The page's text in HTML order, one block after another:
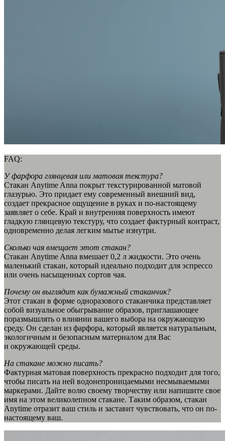
FAQ:
У фарфора глянцевая или матовая текстура?
Стакан Anytime Anna покрыт текстурированной матовой
глазурью. Это придает ему современный внешний вид,
создает прекрасное ощущение в руках и по-настоящему
заявляет о себе. Край и внутренняя поверхность имеют
гладкую глянцевую текстуру, что создает фактурный контраст,
одновременно делая легким мытье изнутри.
Сколько чая вмещает этот стакан?
Стакан Anytime Anna вмешает 0,2 л жидкости. Это очень
маленький стакан, который идеально подходит для эспрессо
или очень насыщенных сортов чая.
Почему он выглядит как бумажный стаканчик?
Этот стакан в форме одноразового стаканчика представляет
собой визуальное обыгрывание образов, приглашающее
поразмышлять о влиянии вашего выбора на окружающую
среду. Он сделан из фарфора, который является натуральным,
экологичным и безопасным материалом для Вас
и окружающей среды.
На стакане можно писать?
Фактурная матовая поверхность прекрасно подходит для того,
чтобы писать на ней водонепроницаемыми несмываемыми
маркерами. Дайте волю своему творчеству или напишите свое
имя на этом великолепном стакане. Таким образом, стакан
Anytime отразит ваш стиль и заставит чувствовать, что он по-
настоящему ваш.